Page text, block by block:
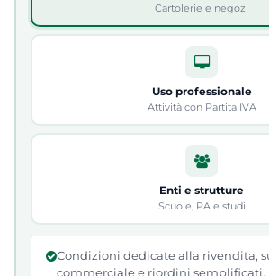
Cartolerie e negozi
Uso professionale
Attività con Partita IVA
Enti e strutture
Scuole, PA e studi
Condizioni dedicate alla rivendita,
commerciale e riordini semplificati.